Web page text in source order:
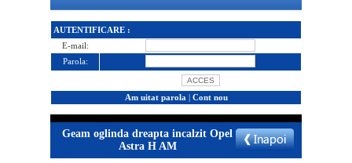
AUTENTIFICARE :
E-mail:
Parola:
Am uitat parola | Cont nou
Geam oglinda dreapta incalzit Opel
Astra H AM